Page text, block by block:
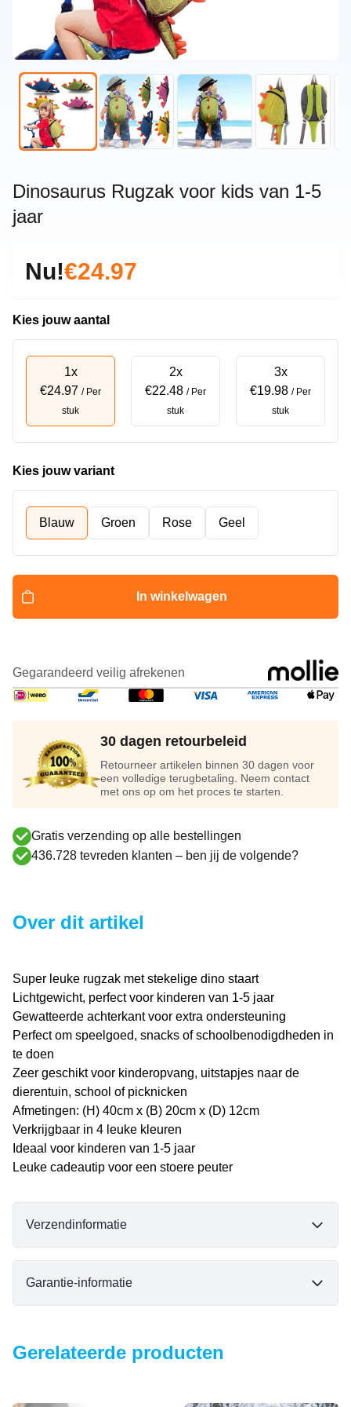
Dinosaurus Rugzak voor kids van 1-5
jaar
Nu!€24.97
Kies jouw aantal
1x
€24.97 / Per
stuk
2x
€22.48 / Per
stuk
3x
€19.98 / Per
stuk
Kies jouw variant
Blauw Groen Rose Geel
In winkelwagen
Gegarandeerd veilig afrekenen
30 dagen retourbeleid
Retourneer artikelen binnen 30 dagen voor
een volledige terugbetaling. Neem contact
met ons op om het proces te starten.
Gratis verzending op alle bestellingen
436.728 tevreden klanten – ben jij de volgende?
Over dit artikel
Super leuke rugzak met stekelige dino staart
Lichtgewicht, perfect voor kinderen van 1-5 jaar
Gewatteerde achterkant voor extra ondersteuning
Perfect om speelgoed, snacks of schoolbenodigdheden in
te doen
Zeer geschikt voor kinderopvang, uitstapjes naar de
dierentuin, school of picknicken
Afmetingen: (H) 40cm x (B) 20cm x (D) 12cm
Verkrijgbaar in 4 leuke kleuren
Ideaal voor kinderen van 1-5 jaar
Leuke cadeautip voor een stoere peuter
Verzendinformatie
Garantie-informatie
Gerelateerde producten